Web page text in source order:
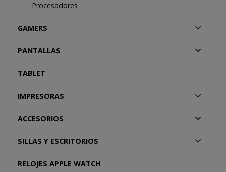
Procesadores
GAMERS
PANTALLAS
TABLET
IMPRESORAS
ACCESORIOS
SILLAS Y ESCRITORIOS
RELOJES APPLE WATCH